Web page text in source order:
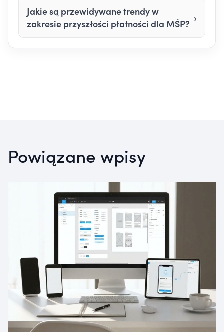
Jakie są przewidywane trendy w
zakresie przyszłości płatności dla MŚP?
Powiązane wpisy